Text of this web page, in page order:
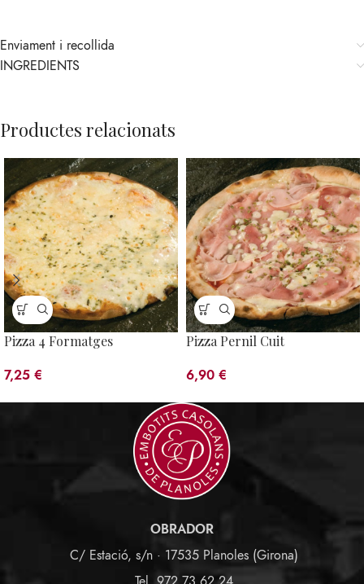
Enviament i recollida
INGREDIENTS
Productes relacionats
Pizza 4 Formatges
7,25 €
Pizza Pernil Cuit
6,90 €
OBRADOR
C/ Estació, s/n · 17535 Planoles (Girona)